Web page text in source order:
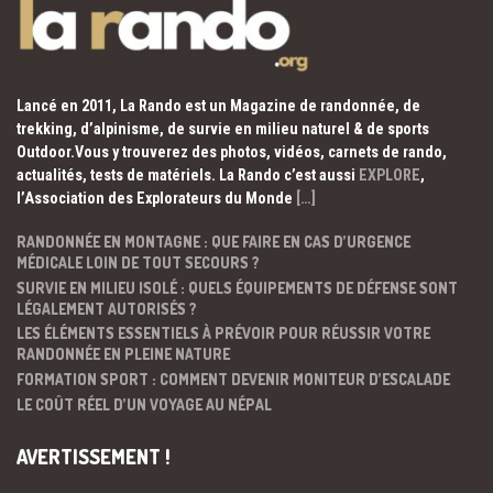
Lancé en 2011, La Rando est un Magazine de randonnée, de
trekking, d’alpinisme, de survie en milieu naturel & de sports
Outdoor.Vous y trouverez des photos, vidéos, carnets de rando,
actualités, tests de matériels. La Rando c’est aussi EXPLORE,
l’Association des Explorateurs du Monde […]
RANDONNÉE EN MONTAGNE : QUE FAIRE EN CAS D’URGENCE
MÉDICALE LOIN DE TOUT SECOURS ?
SURVIE EN MILIEU ISOLÉ : QUELS ÉQUIPEMENTS DE DÉFENSE SONT
LÉGALEMENT AUTORISÉS ?
LES ÉLÉMENTS ESSENTIELS À PRÉVOIR POUR RÉUSSIR VOTRE
RANDONNÉE EN PLEINE NATURE
FORMATION SPORT : COMMENT DEVENIR MONITEUR D’ESCALADE
LE COÛT RÉEL D’UN VOYAGE AU NÉPAL
AVERTISSEMENT !